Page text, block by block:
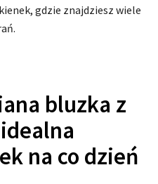
gdzie znajdziesz wiele
bluzka z
na co dzień